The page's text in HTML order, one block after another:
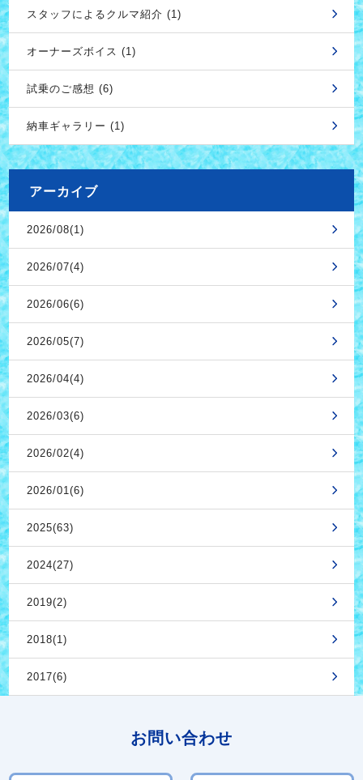
スタッフによるクルマ紹介 (1)
オーナーズボイス (1)
試乗のご感想 (6)
納車ギャラリー (1)
アーカイブ
2026/08(1)
2026/07(4)
2026/06(6)
2026/05(7)
2026/04(4)
2026/03(6)
2026/02(4)
2026/01(6)
2025(63)
2024(27)
2019(2)
2018(1)
2017(6)
お問い合わせ